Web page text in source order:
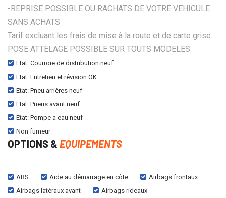
-REPRISE POSSIBLE OU RACHATS DE VOTRE VEHICULE
SANS ACHATS
Tarif excluant les frais de mise à la route et de carte grise.
POSE ATTELAGE POSSIBLE SUR TOUTS MODELES
Etat: Courroie de distribution neuf
Etat: Entretien et révision OK
Etat: Pneu arrières neuf
Etat: Pneus avant neuf
Etat: Pompe a eau neuf
Non fumeur
OPTIONS & EQUIPEMENTS
ABS Aide au démarrage en côte
Airbags frontaux
Airbags latéraux avant
Airbags rideaux